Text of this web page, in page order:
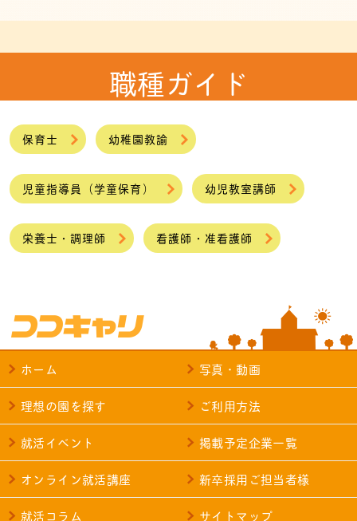
職種ガイド
保育士 幼稚園教諭
児童指導員（学童保育） 幼児教室講師
栄養士・調理師 看護師・准看護師
ホーム
理想の園を探す
就活イベント
オンライン就活講座
就活コラム
写真・動画
ご利用方法
掲載予定企業一覧
新卒採用ご担当者様
サイトマップ